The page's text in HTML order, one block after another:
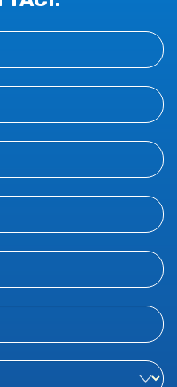
meccanica
più attendibile:
stima maggiormente
i campi di applicazione.